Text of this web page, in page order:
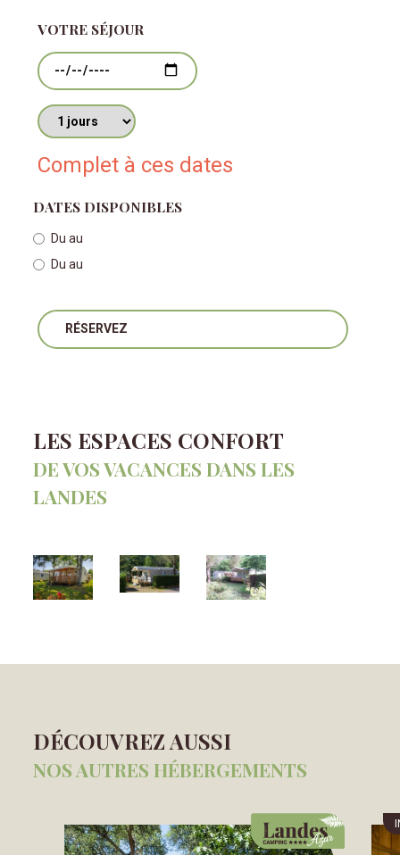
VOTRE SÉJOUR
Dates
Nombres de jours
Complet à ces dates
DATES DISPONIBLES
Duau
Duau
RÉSERVEZ
LES ESPACES CONFORT
DE VOS VACANCES DANS LES
LANDES
DÉCOUVREZ AUSSI
NOS AUTRES HÉBERGEMENTS